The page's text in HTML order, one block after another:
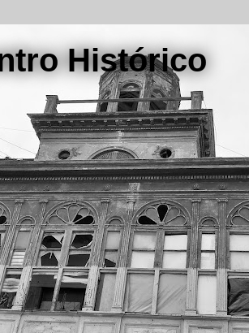
Histórico